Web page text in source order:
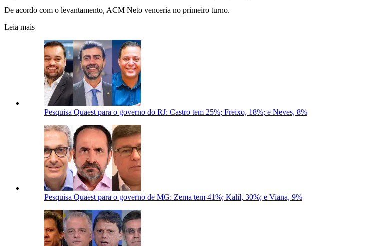
De acordo com o levantamento, ACM Neto venceria no primeiro turno.
Leia mais
Pesquisa Quaest para o governo do RJ: Castro tem 25%; Freixo, 18%; e Neves, 8%
Pesquisa Quaest para o governo de MG: Zema tem 41%; Kalil, 30%; e Viana, 9%